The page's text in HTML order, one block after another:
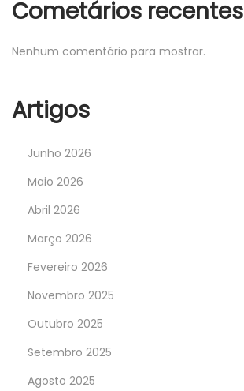
Cometários recentes
Nenhum comentário para mostrar.
Artigos
Junho 2026
Maio 2026
Abril 2026
Março 2026
Fevereiro 2026
Novembro 2025
Outubro 2025
Setembro 2025
Agosto 2025